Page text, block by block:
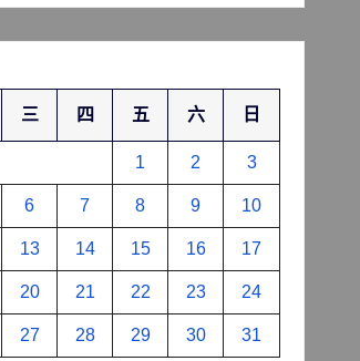
三 四 五 六 日
1 2 3
6 7 8 9 10
13 14 15 16 17
20 21 22 23 24
27 28 29 30 31